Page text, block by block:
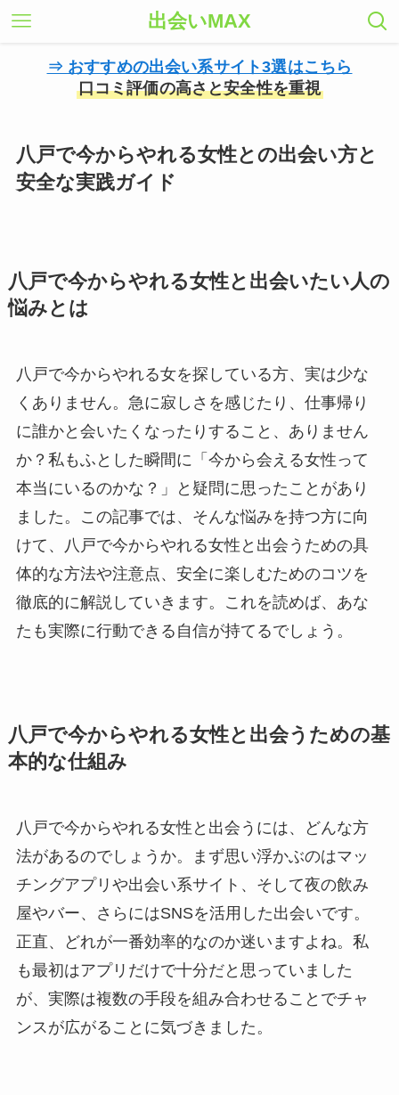
出会いMAX
⇒ おすすめの出会い系サイト3選はこちら
口コミ評価の高さと安全性を重視
八戸で今からやれる女性との出会い方と
安全な実践ガイド
八戸で今からやれる女性と出会いたい人の
悩みとは
八戸で今からやれる女を探している方、実は少な
くありません。急に寂しさを感じたり、仕事帰り
に誰かと会いたくなったりすること、ありません
か？私もふとした瞬間に「今から会える女性って
本当にいるのかな？」と疑問に思ったことがあり
ました。この記事では、そんな悩みを持つ方に向
けて、八戸で今からやれる女性と出会うための具
体的な方法や注意点、安全に楽しむためのコツを
徹底的に解説していきます。これを読めば、あな
たも実際に行動できる自信が持てるでしょう。
八戸で今からやれる女性と出会うための基
本的な仕組み
八戸で今からやれる女性と出会うには、どんな方
法があるのでしょうか。まず思い浮かぶのはマッ
チングアプリや出会い系サイト、そして夜の飲み
屋やバー、さらにはSNSを活用した出会いです。
正直、どれが一番効率的なのか迷いますよね。私
も最初はアプリだけで十分だと思っていました
が、実際は複数の手段を組み合わせることでチャ
ンスが広がることに気づきました。